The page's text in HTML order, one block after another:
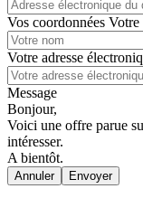
Vos coordonnées Votre
Votre adresse
Message
Bonjour,
Voici une offre parue
intéresser.
A bientôt.
Annuler